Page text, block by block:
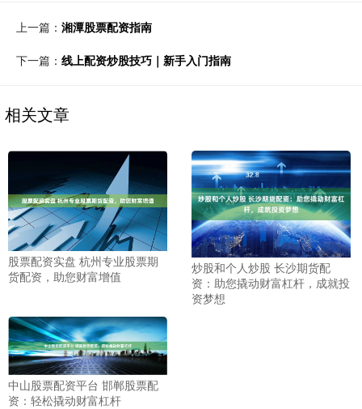
上一篇： 湘潭股票配资指南
下一篇： 线上配资炒股技巧｜新手入门指南
相关文章
股票配资实盘 杭州专业股票期
货配资，助您财富增值
炒股和个人炒股 长沙期货配
资：助您撬动财富杠杆，成就投
资梦想
中山股票配资平台 邯郸股票配
资：轻松撬动财富杠杆